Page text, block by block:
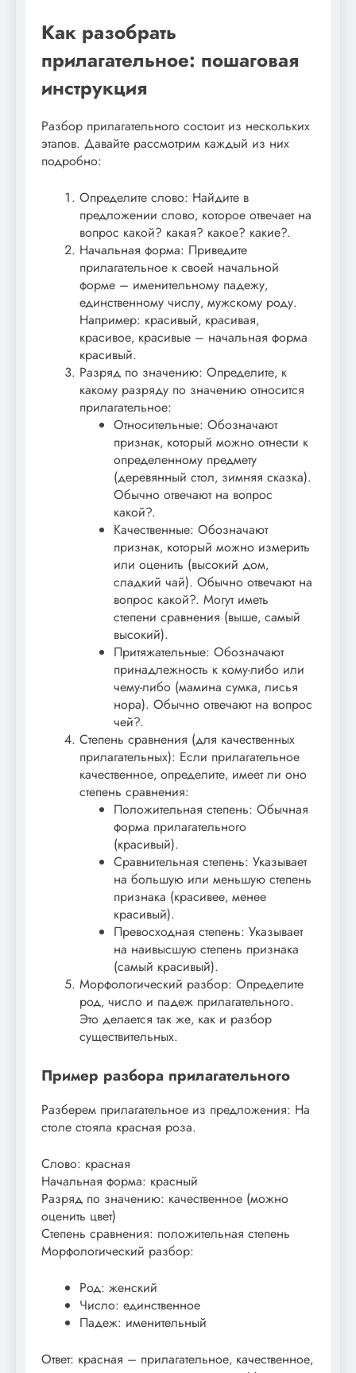
Как разобрать
прилагательное: пошаговая
инструкция
Разбор прилагательного состоит из нескольких
этапов. Давайте рассмотрим каждый из них
подробно:
Определите слово: Найдите в
предложении слово‚ которое отвечает на
вопрос какой? какая? какое? какие?.
Начальная форма: Приведите
прилагательное к своей начальной
форме – именительному падежу‚
единственному числу‚ мужскому роду.
Например: красивый‚ красивая‚
красивое‚ красивые – начальная форма
красивый.
Разряд по значению: Определите‚ к
какому разряду по значению относится
прилагательное:
Относительные: Обозначают
признак‚ который можно отнести к
определенному предмету
(деревянный стол‚ зимняя сказка).
Обычно отвечают на вопрос
какой?.
Качественные: Обозначают
признак‚ который можно измерить
или оценить (высокий дом‚
сладкий чай). Обычно отвечают на
вопрос какой?. Могут иметь
степени сравнения (выше‚ самый
высокий).
Притяжательные: Обозначают
принадлежность к кому-либо или
чему-либо (мамина сумка‚ лисья
нора). Обычно отвечают на вопрос
чей?.
Степень сравнения (для качественных
прилагательных): Если прилагательное
качественное‚ определите‚ имеет ли оно
степень сравнения:
Положительная степень: Обычная
форма прилагательного
(красивый).
Сравнительная степень: Указывает
на большую или меньшую степень
признака (красивее‚ менее
красивый).
Превосходная степень: Указывает
на наивысшую степень признака
(самый красивый).
Морфологический разбор: Определите
род‚ число и падеж прилагательного.
Это делается так же‚ как и разбор
существительных.
Пример разбора прилагательного
Разберем прилагательное из предложения: На
столе стояла красная роза.
Слово: красная
Начальная форма: красный
Разряд по значению: качественное (можно
оценить цвет)
Степень сравнения: положительная степень
Морфологический разбор:
Род: женский
Число: единственное
Падеж: именительный
Ответ: красная – прилагательное‚ качественное‚